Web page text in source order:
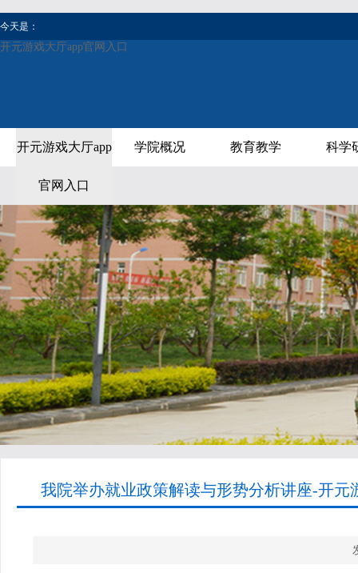
今天是：
开元游戏大厅app官网入口
开元游戏大厅app
官网入口
学院概况 教育教学 科学
我院举办就业政策解读与形势分析讲座-开元